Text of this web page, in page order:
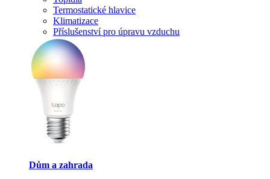
Termostatické hlavice
Klimatizace
Příslušenství pro úpravu vzduchu
Dům a zahrada